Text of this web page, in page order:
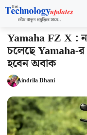
Skip
content
Yamaha FZ X :
চলেছে Yamaha-র
হবেন অবাক
Aindrila Dhani